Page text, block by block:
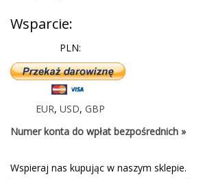
Wsparcie:
PLN:
EUR, USD, GBP
Numer konta do wpłat bezpośrednich »
Wspieraj nas kupując w naszym sklepie.